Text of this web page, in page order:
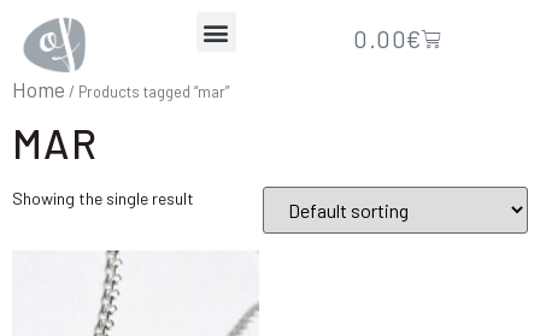
0.00€
Home / Products tagged “mar”
MAR
Showing the single result